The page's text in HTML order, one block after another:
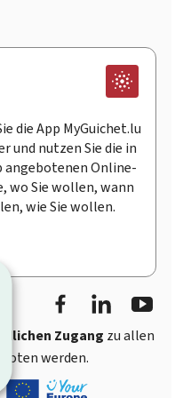
die App MyGuichet.lu
und nutzen Sie die in
angebotenen Online-
wo Sie wollen, wann
wie Sie wollen.
FacebookLinkedIn
Zugang zu allen
werden.